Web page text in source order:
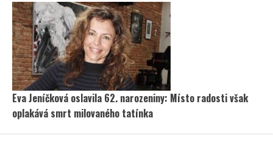
Eva Jeníčková oslavila 62. narozeniny: Místo radosti však
oplakává smrt milovaného tatínka